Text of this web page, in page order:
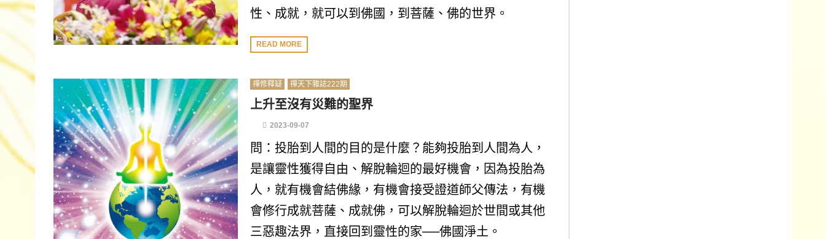
性、成就，就可以到佛國，到菩薩、佛的世界。
READ MORE
禪修釋疑 禪天下雜誌222期
上升至沒有災難的聖界
2023-09-07
問：投胎到人間的目的是什麼？能夠投胎到人間為人，
是讓靈性獲得自由、解脫輪迴的最好機會，因為投胎為
人，就有機會結佛緣，有機會接受證道師父傳法，有機
會修行成就菩薩、成就佛，可以解脫輪迴於世間或其他
三惡趣法界，直接回到靈性的家──佛國淨土。